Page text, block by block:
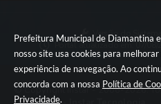
Prefeitura Municipal de Diamantina
nosso site usa cookies para melhorar
experiência de navegação. Ao
concorda com a nossa Política de
Privacidade.
Versão do Sistema:
Portal atualizado em:07/08/
© Copyright Instar - 2006-2026.